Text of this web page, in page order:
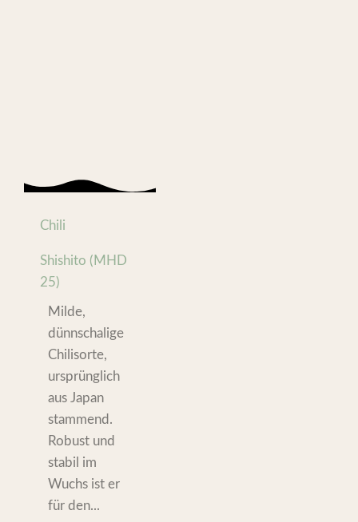
Chili
Shishito (MHD
25)
Milde,
dünnschalige
Chilisorte,
ursprünglich
aus Japan
stammend.
Robust und
stabil im
Wuchs ist er
für den...